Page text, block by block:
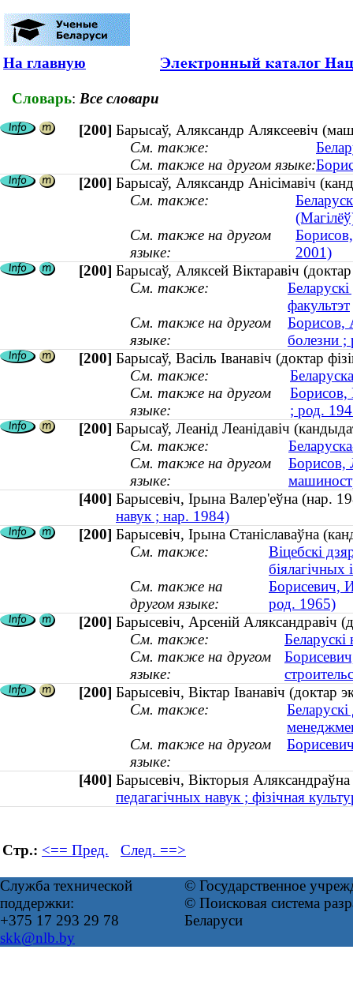
На главную
Словарь: Все словари
[200] Барысаў, Аляксандр Аляксеевіч
См. также:
См. также на другом языке:
[200] Барысаў, Аляксандр Анісімавіч
См. также:
См. также на другом
языке:
2001)
[200] Барысаў, Аляксей Віктаравіч
См. также:
факультэт
См. также на другом
языке:
Борисов,
болезни ;
[200] Барысаў, Васіль Іванавіч (доктар
См. также:
См. также на другом
языке:
Борисов,
; род.
[200] Барысаў, Леанід Леанідавіч
См. также:
См. также на другом
языке:
Борисов,
[400] Барысевіч, Ірына Валер'еўна (нар.
навук ; нар. 1984)
[200] Барысевіч, Ірына Станіславаўна
См. также:
Віцебскі
біялагічных
См. также на
другом языке:
Борисевич,
род. 1965)
[200] Барысевіч, Арсеній Аляксандравіч
См. также:
См. также на другом
языке:
[200] Барысевіч, Віктар Іванавіч (доктар
См. также:
См. также на другом
языке:
[400] Барысевіч, Вікторыя
педагагічных навук ; фізічная
Стр.: <== Пред. След. ==>
Служба технической
поддержки:
+375 17 293 29 78
skk@nlb.by
© Государственное
© Поисковая система
Беларуси